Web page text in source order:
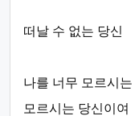
떠날 수 없는 당신
나를 너무 모르시는
모르시는 당신이여